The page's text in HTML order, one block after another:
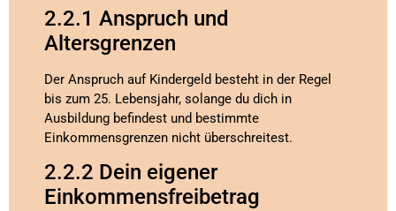
2.2.1 Anspruch und
Altersgrenzen
Der Anspruch auf Kindergeld besteht in der Regel
bis zum 25. Lebensjahr, solange du dich in
Ausbildung befindest und bestimmte
Einkommensgrenzen nicht überschreitest.
2.2.2 Dein eigener
Einkommensfreibetrag